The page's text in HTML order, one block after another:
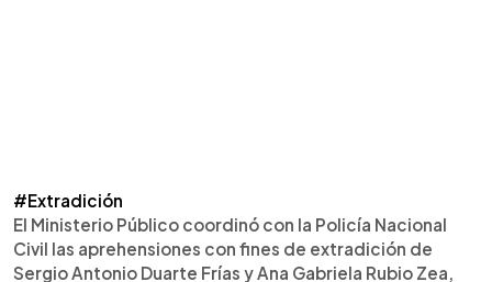
#Extradición
El Ministerio Público coordinó con la Policía Nacional
Civil las aprehensiones con fines de extradición de
Sergio Antonio Duarte Frías y Ana Gabriela Rubio Zea,